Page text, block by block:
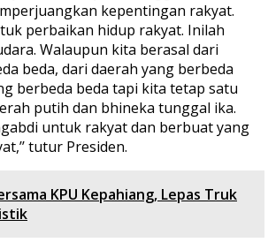
kepentingan rakyat.
perbaikan hidup rakyat. Inilah
Walaupun kita berasal dari
beda, dari daerah yang berbeda
berbeda beda tapi kita tetap satu
putih dan bhineka tunggal ika.
untuk rakyat dan berbuat yang
tutur Presiden.
KPU Kepahiang, Lepas Truk